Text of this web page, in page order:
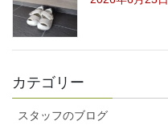
カテゴリー
スタッフのブログ